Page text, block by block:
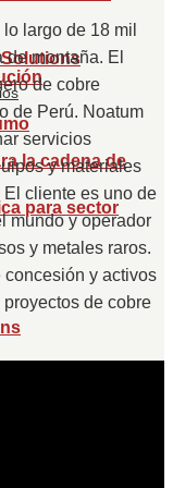
la cadena de
para sector
largo de 18 mil
de montaña. El
de cobre
de Perú. Noatum
servicios
y materiales
cliente es uno de
mundo y operador
y metales raros.
concesión y activos
de cobre